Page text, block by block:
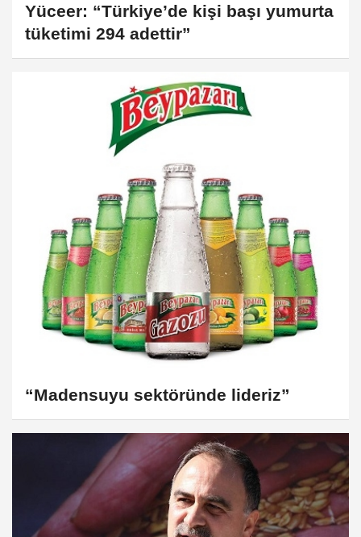
Yüceer: “Türkiye’de kişi başı yumurta
tüketimi 294 adettir”
“Madensuyu sektöründe lideriz”